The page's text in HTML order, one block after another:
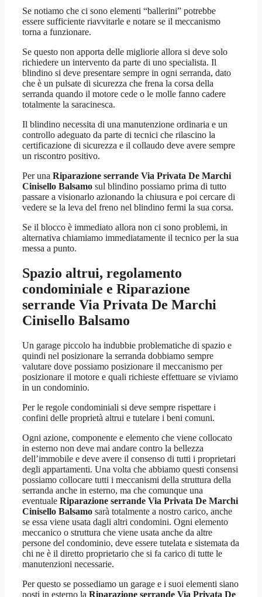
Se notiamo che ci sono elementi “ballerini” potrebbe
essere sufficiente riavvitarle e notare se il meccanismo
torna a funzionare.
Se questo non apporta delle migliorie allora si deve solo
richiedere un intervento da parte di uno specialista. Il
blindino si deve presentare sempre in ogni serranda, dato
che è un pulsate di sicurezza che frena la corsa della
serranda quando il motore cede o le molle fanno cadere
totalmente la saracinesca.
Il blindino necessita di una manutenzione ordinaria e un
controllo adeguato da parte di tecnici che rilascino la
certificazione di sicurezza e il collaudo deve avere sempre
un riscontro positivo.
Per una Riparazione serrande Via Privata De Marchi
Cinisello Balsamo sul blindino possiamo prima di tutto
passare a visionarlo azionando la chiusura e poi cercare di
vedere se la leva del freno nel blindino fermi la sua corsa.
Se il blocco è immediato allora non ci sono problemi, in
alternativa chiamiamo immediatamente il tecnico per la sua
messa a punto.
Spazio altrui, regolamento
condominiale e Riparazione
serrande Via Privata De Marchi
Cinisello Balsamo
Un garage piccolo ha indubbie problematiche di spazio e
quindi nel posizionare la serranda dobbiamo sempre
valutare dove possiamo posizionare il meccanismo per
posizionare il motore e quali richieste effettuare se viviamo
in un condominio.
Per le regole condominiali si deve sempre rispettare i
confini delle proprietà altrui e tutelare i beni comuni.
Ogni azione, componente e elemento che viene collocato
in esterno non deve mai andare contro la bellezza
dell’immobile e deve avere il consenso di tutti i proprietari
degli appartamenti. Una volta che abbiamo questi consensi
possiamo collocare tutti i meccanismi della struttura della
serranda anche in esterno, ma che comunque una
eventuale Riparazione serrande Via Privata De Marchi
Cinisello Balsamo sarà totalmente a nostro carico, anche
se essa viene usata dagli altri condomini. Ogni elemento
meccanico o struttura che viene usata anche da altre
persone del condominio, deve essere tutelata e sistemata da
chi ne è il diretto proprietario che si fa carico di tutte le
manutenzioni necessarie.
Per questo se possediamo un garage e i suoi elementi siano
posti in esterno la Riparazione serrande Via Privata De